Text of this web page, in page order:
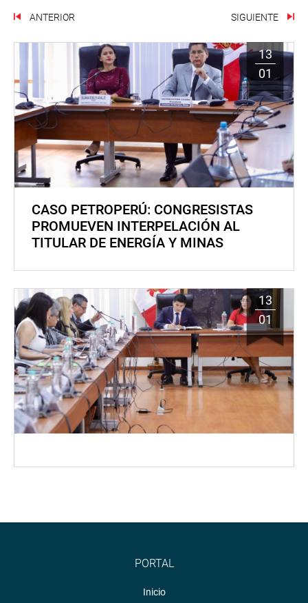
ANTERIOR SIGUIENTE
13
01
CASO PETROPERÚ: CONGRESISTAS
PROMUEVEN INTERPELACIÓN AL
TITULAR DE ENERGÍA Y MINAS
13
01
PORTAL
Inicio